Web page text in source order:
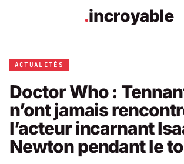
ACTUALITÉS
Doctor Who :
n’ont jamais
l’acteur incarnant
Newton pendant le